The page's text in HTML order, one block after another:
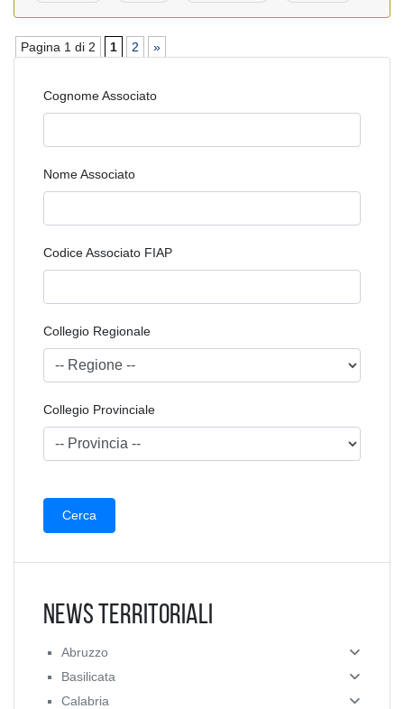
Pagina 1 di 2 1 2 »
Cognome Associato
Nome Associato
Codice Associato FIAP
Collegio Regionale
Collegio Provinciale
News Territoriali
Abruzzo
Basilicata
Calabria